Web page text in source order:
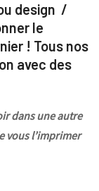
design /
le
! Tous nos
avec des
dans une autre
vous l’imprimer